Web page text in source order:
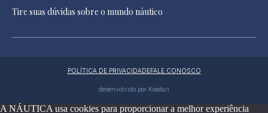
Tire suas dúvidas sobre o mundo náutico
POLÍTICA DE PRIVACIDADEFALE CONOSCO
desenvolvido por Koodari
A NÁUTICA usa cookies para proporcionar a melhor experiência